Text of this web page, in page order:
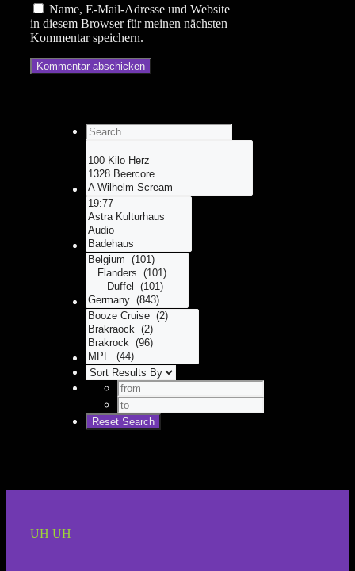
Name, E-Mail-Adresse und Website
in diesem Browser für meinen nächsten
Kommentar speichern.
UH UH